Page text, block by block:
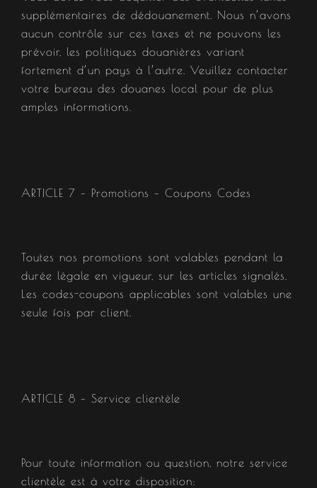
supplémentaires de dédouanement. Nous n’avons
aucun contrôle sur ces taxes et ne pouvons les
prévoir, les politiques douanières variant
fortement d’un pays à l’autre. Veuillez contacter
votre bureau des douanes local pour de plus
amples informations.
ARTICLE 7 – Promotions – Coupons Codes
Toutes nos promotions sont valables pendant la
durée légale en vigueur, sur les articles signalés.
Les codes-coupons applicables sont valables une
seule fois par client.
ARTICLE 8 – Service clientèle​
Pour toute information ou question, notre service
clientèle est à votre disposition: